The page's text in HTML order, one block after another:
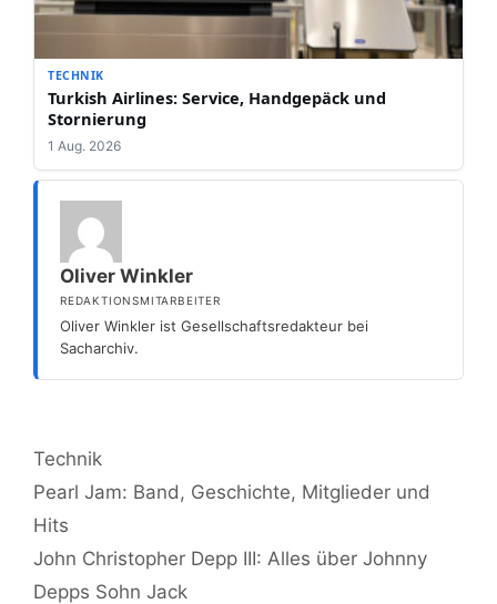
TECHNIK
Turkish Airlines: Service, Handgepäck und
Stornierung
1 Aug. 2026
Oliver Winkler
REDAKTIONSMITARBEITER
Oliver Winkler ist Gesellschaftsredakteur bei
Sacharchiv.
Kategorien
Technik
Pearl Jam: Band, Geschichte, Mitglieder und
Hits
John Christopher Depp III: Alles über Johnny
Depps Sohn Jack